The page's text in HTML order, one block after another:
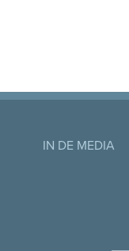
IN DE MEDIA